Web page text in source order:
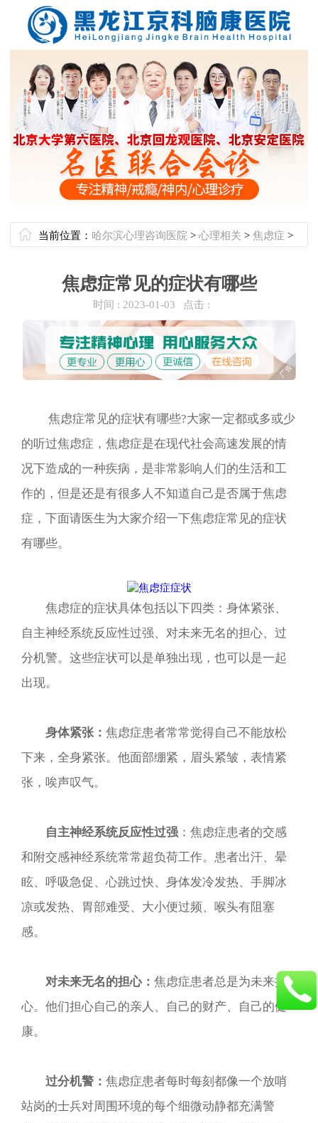
当前位置： 哈尔滨心理咨询医院 > 心理相关 > 焦虑症 >
焦虑症常见的症状有哪些
时间 : 2023-01-03 点击 :
焦虑症常见的症状有哪些?大家一定都或多或少
的听过焦虑症，焦虑症是在现代社会高速发展的情
况下造成的一种疾病，是非常影响人们的生活和工
作的，但是还是有很多人不知道自己是否属于焦虑
症，下面请医生为大家介绍一下焦虑症常见的症状
有哪些。
焦虑症的症状具体包括以下四类：身体紧张、
自主神经系统反应性过强、对未来无名的担心、过
分机警。这些症状可以是单独出现，也可以是一起
出现。
身体紧张：焦虑症患者常常觉得自己不能放松
下来，全身紧张。他面部绷紧，眉头紧皱，表情紧
张，唉声叹气。
自主神经系统反应性过强 ：焦虑症患者的交感
和附交感神经系统常常超负荷工作。患者出汗、晕
眩、呼吸急促、心跳过快、身体发冷发热、手脚冰
凉或发热、胃部难受、大小便过频、喉头有阻塞
感。
对未来无名的担心：焦虑症患者总是为未来担
心。他们担心自己的亲人、自己的财产、自己的健
康。
过分机警：焦虑症患者每时每刻都像一个放哨
站岗的士兵对周围环境的每个细微动静都充满警